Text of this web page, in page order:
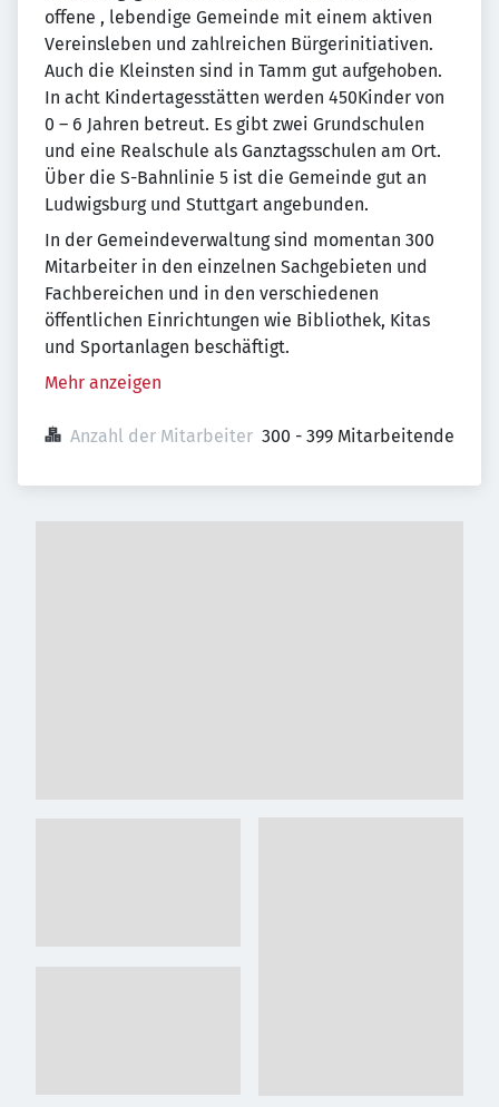
offene , lebendige Gemeinde mit einem aktiven
Vereinsleben und zahlreichen Bürgerinitiativen.
Auch die Kleinsten sind in Tamm gut aufgehoben.
In acht Kindertagesstätten werden 450Kinder von
0 – 6 Jahren betreut. Es gibt zwei Grundschulen
und eine Realschule als Ganztagsschulen am Ort.
Über die S-Bahnlinie 5 ist die Gemeinde gut an
Ludwigsburg und Stuttgart angebunden.
In der Gemeindeverwaltung sind momentan 300
Mitarbeiter in den einzelnen Sachgebieten und
Fachbereichen und in den verschiedenen
öffentlichen Einrichtungen wie Bibliothek, Kitas
und Sportanlagen beschäftigt.
Mehr anzeigen
Anzahl der Mitarbeiter 300 - 399 Mitarbeitende